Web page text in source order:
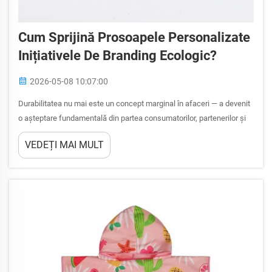
Cum Sprijină Prosoapele Personalizate
Inițiativele De Branding Ecologic?
2026-05-08 10:07:00
Durabilitatea nu mai este un concept marginal în afaceri — a devenit
o așteptare fundamentală din partea consumatorilor, partenerilor și
investitorilor. Companiile din toate domeniile caută activ modalități de
a alinia materialele lor promoționale și obiectele cu brand propriu cu
VEDEȚI MAI MULT